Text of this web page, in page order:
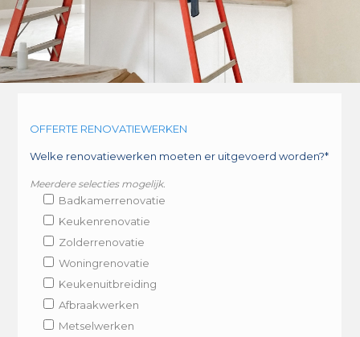
OFFERTE RENOVATIEWERKEN
Welke renovatiewerken moeten er uitgevoerd worden?*
Meerdere selecties mogelijk.
Badkamerrenovatie
Keukenrenovatie
Zolderrenovatie
Woningrenovatie
Keukenuitbreiding
Afbraakwerken
Metselwerken